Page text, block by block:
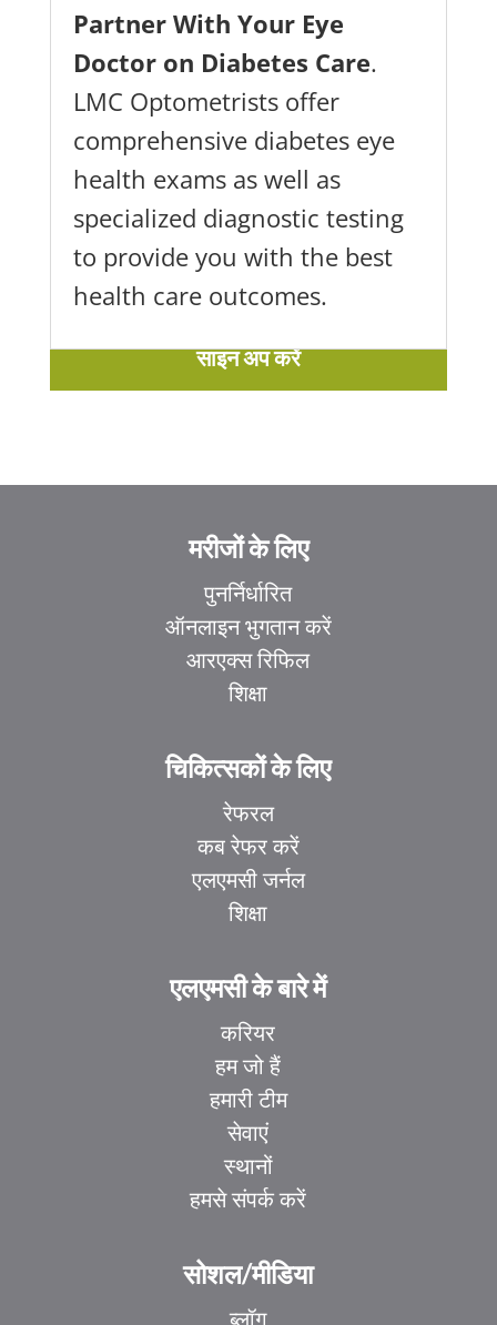
Partner With Your Eye
Doctor on Diabetes Care.
LMC Optometrists offer
comprehensive diabetes eye
health exams as well as
specialized diagnostic testing
to provide you with the best
health care outcomes.
अपने मधुमेह को प्रबंधित करने में मदद करने के लिए
निःशुल्क व्यंजनों, आयोजनों, कार्यशालाओं और
सुझावों को न चूकें!
साइन अप करें
मरीजों के लिए
पुनर्निर्धारित
ऑनलाइन भुगतान करें
आरएक्स रिफिल
शिक्षा
चिकित्सकों के लिए
रेफरल
कब रेफर करें
एलएमसी जर्नल
शिक्षा
एलएमसी के बारे में
करियर
हम जो हैं
हमारी टीम
सेवाएं
स्थानों
हमसे संपर्क करें
सोशल/मीडिया
ब्लॉग